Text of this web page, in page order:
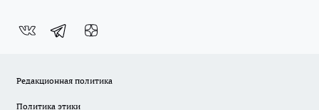
Редакционная политика
Политика этики